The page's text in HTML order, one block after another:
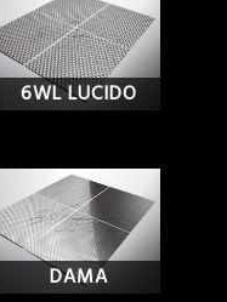
6WL LUCIDO
DAMA